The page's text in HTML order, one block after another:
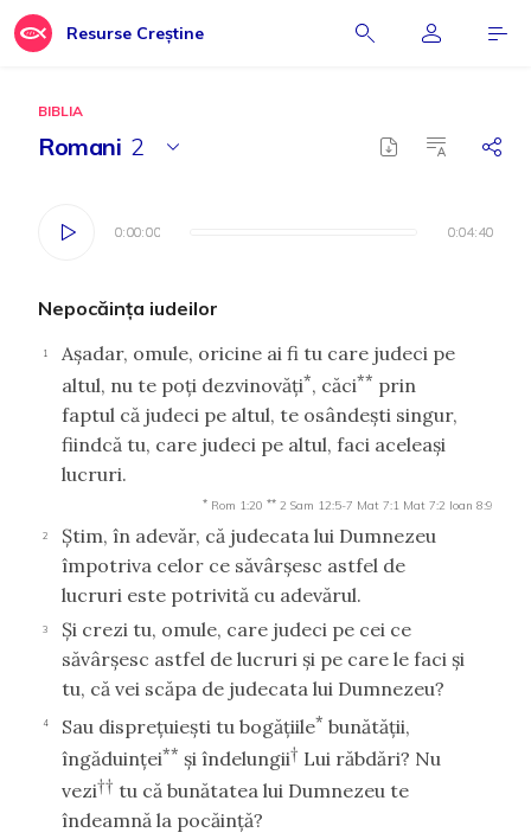
Resurse Creștine
BIBLIA
Romani 2
0:00:00 0:04:40
0:00:00 0:04:40
Nepocăinţa iudeilor
1
Aşadar, omule, oricine ai fi tu care judeci pe
altul, nu te poţi dezvinovăţi*, căci** prin
faptul că judeci pe altul, te osândeşti singur,
fiindcă tu, care judeci pe altul, faci aceleaşi
lucruri.
* Rom 1:20 ** 2 Sam 12:5-7 Mat 7:1 Mat 7:2 Ioan 8:9
2
Ştim, în adevăr, că judecata lui Dumnezeu
împotriva celor ce săvârşesc astfel de
lucruri este potrivită cu adevărul.
3
Şi crezi tu, omule, care judeci pe cei ce
săvârşesc astfel de lucruri şi pe care le faci şi
tu, că vei scăpa de judecata lui Dumnezeu?
4 Sau dispreţuieşti tu bogăţiile* bunătăţii,
îngăduinţei** şi îndelungii† Lui răbdări? Nu
vezi†† tu că bunătatea lui Dumnezeu te
îndeamnă la pocăinţă?